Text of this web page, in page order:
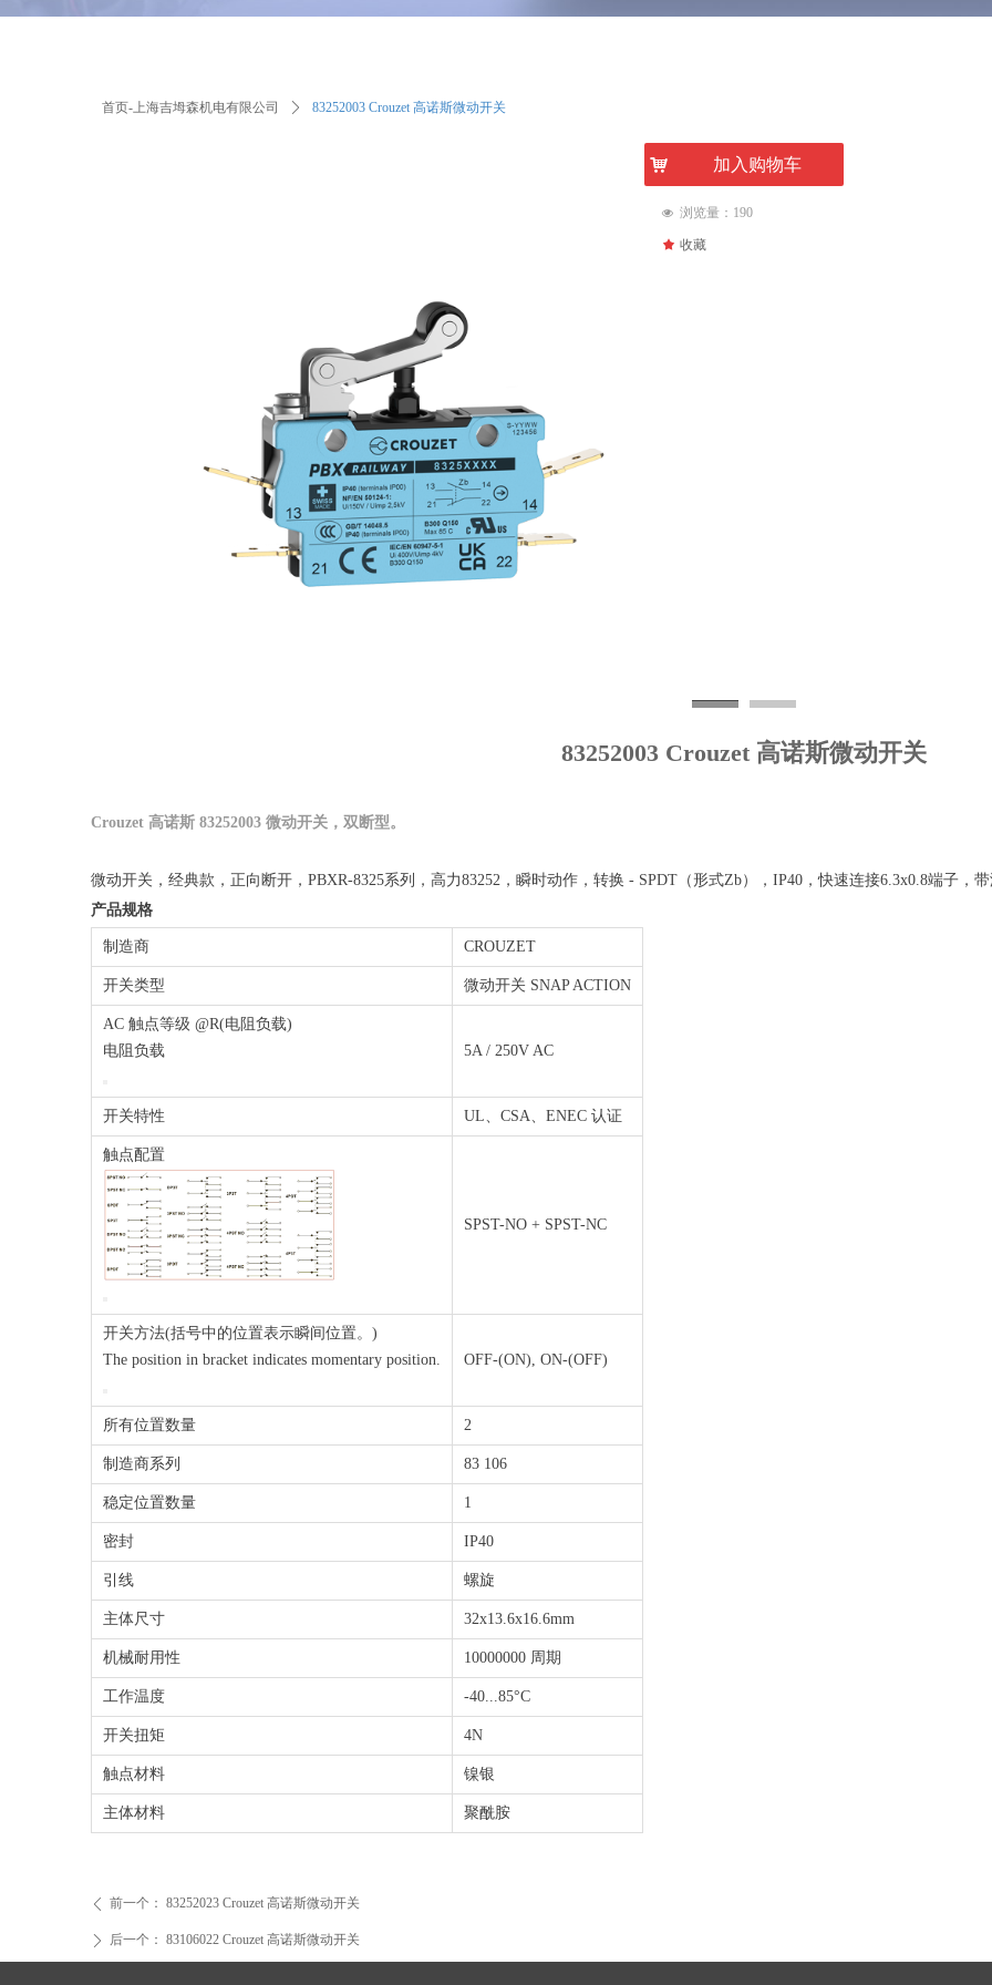
首页-上海吉坶森机电有限公司 ꄲ 83252003 Crouzet 高诺斯微动开关
83252003 Crouzet 高诺斯微动开关
Crouzet 高诺斯 83252003 微动开关，双断型。
ꄴ 前一个： 83252023 Crouzet 高诺斯微动开关
ꄲ 后一个： 83106022 Crouzet 高诺斯微动开关
微动开关，经典款，正向断开，PBXR-8325系列，高力83252，瞬时动作，转换 - SPDT（形式Zb），IP40，快速连接6.3x0.8端子，
产品规格
制造商 CROUZET
开关类型 微动开关 SNAP ACTION
AC 触点等级 @R(电阻负载)
电阻负载
5A / 250V AC
开关特性 UL、CSA、ENEC 认证
触点配置
SPST-NO + SPST-NC
开关方法(括号中的位置表示瞬间位置。)
The position in bracket indicates momentary position.
OFF-(ON), ON-(OFF)
所有位置数量 2
制造商系列 83 106
稳定位置数量 1
密封 IP40
引线 螺旋
主体尺寸 32x13.6x16.6mm
机械耐用性 10000000 周期
工作温度 -40...85°C
开关扭矩 4N
触点材料 镍银
主体材料 聚酰胺
낙 加入购物车
넶 浏览量： 190
끄 收藏